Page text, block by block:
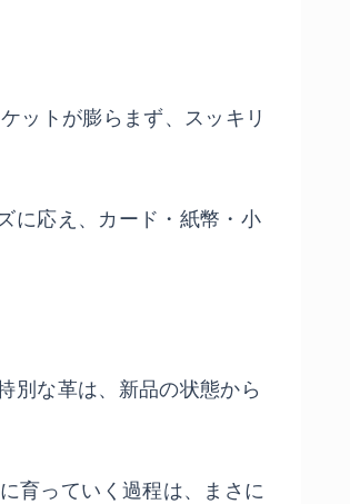
ットが膨らまず、スッキリ
に応え、カード・紙幣・小
別な革は、新品の状態から
育っていく過程は、まさに